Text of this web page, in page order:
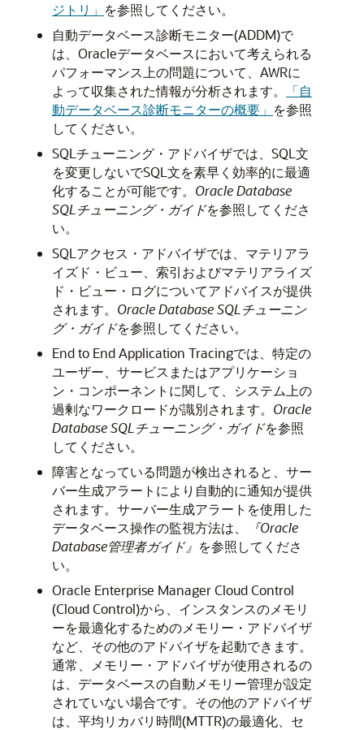
ジトリ」 を参照してください。
自動データベース診断モニター(ADDM)で
は、Oracleデータベースにおいて考えられる
パフォーマンス上の問題について、AWRに
よって収集された情報が分析されます。
「自
動データベース診断モニターの概要」 を参照
してください。
SQLチューニング・アドバイザでは、SQL文
を変更しないでSQL文を素早く効率的に最適
化することが可能です。 Oracle Database
SQLチューニング・ガイドを参照してくださ
い。
SQLアクセス・アドバイザでは、マテリアラ
イズド・ビュー、索引およびマテリアライズ
ド・ビュー・ログについてアドバイスが提供
されます。 Oracle Database SQLチューニン
グ・ガイドを参照してください。
End to End Application Tracingでは、特定の
ユーザー、サービスまたはアプリケーショ
ン・コンポーネントに関して、システム上の
過剰なワークロードが識別されます。 Oracle
Database SQLチューニング・ガイドを参照
してください。
障害となっている問題が検出されると、サー
バー生成アラートにより自動的に通知が提供
されます。サーバー生成アラートを使用した
データベース操作の監視方法は、
『Oracle
Database管理者ガイド』 を参照してくださ
い。
Oracle Enterprise Manager Cloud Control
(Cloud Control)から、インスタンスのメモリ
ーを最適化するためのメモリー・アドバイザ
など、その他のアドバイザを起動できます。
通常、メモリー・アドバイザが使用されるの
は、データベースの自動メモリー管理が設定
されていない場合です。その他のアドバイザ
は、平均リカバリ時間(MTTR)の最適化、セ